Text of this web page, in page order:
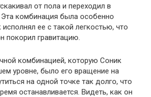
от пола и переходил в
комбинация была особенно
ее с такой легкостью, что
покорил гравитацию.
комбинацией, которую Соник
уровне, было его вращение на
на одной точке так долго, что
останавливается. Видеть, как он